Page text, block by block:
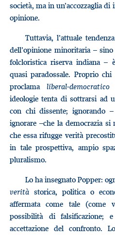
società, ma in un’accozzaglia
opinione.
Tuttavia, l’attuale
dell’opinione minoritaria –
folcloristica riserva indiana –
quasi paradossale. Proprio
proclama liberal-democratico
ideologie tenta di sottrarsi ad
con chi dissente; ignorando
ignorare –che la democrazia
che essa rifugge verità
in tale prospettiva, ampio
pluralismo.
Lo ha insegnato Popper:
verità storica, politica o
affermata come tale (come
possibilità di falsificazione;
accettazione del confronto.